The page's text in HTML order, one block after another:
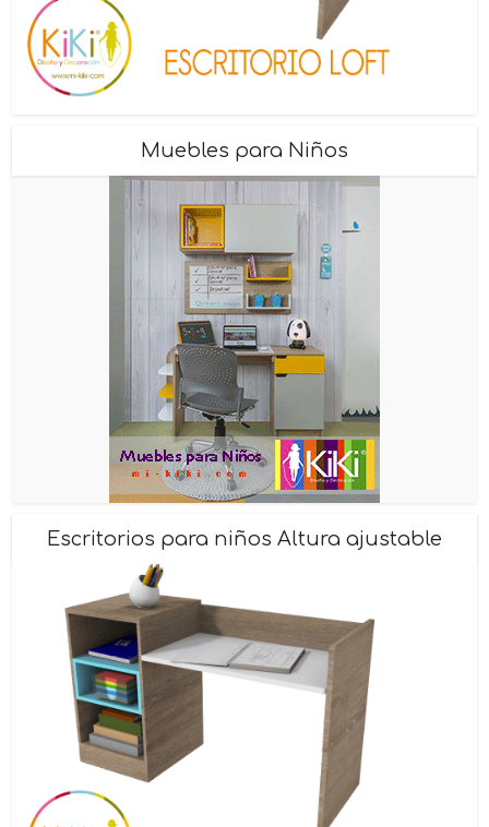
Muebles para Niños
Escritorios para niños Altura ajustable